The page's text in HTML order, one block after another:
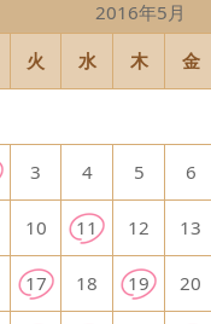
2016年5月
火 水 木 金
3 4 5 6
10 11 12 13
17 18 19 20